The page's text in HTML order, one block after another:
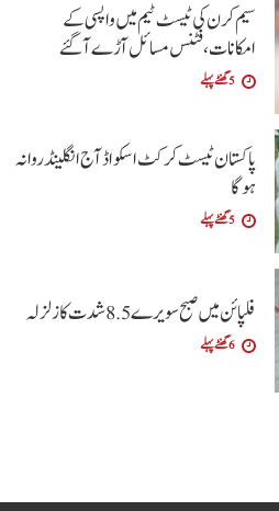
سیم کرن کی ٹیسٹ ٹیم میں واپسی کے
امکانات،فٹنس مسائل آڑے آگئے
5 گھنٹے پہلے
پاکستان ٹیسٹ کرکٹ اسکواڈ آج انگلینڈ روانہ
ہوگا
5 گھنٹے پہلے
فلپائن میں صبح سویرے 5 .8 شدت کا زلزلہ
6 گھنٹے پہلے